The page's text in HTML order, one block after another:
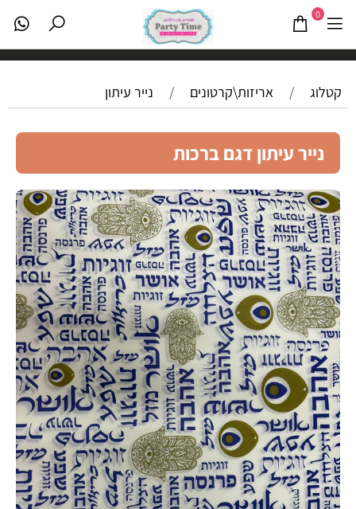
0
קטלוג / אריזות\קרטונים / נייר עיתון
נייר עיתון דגם ברכות